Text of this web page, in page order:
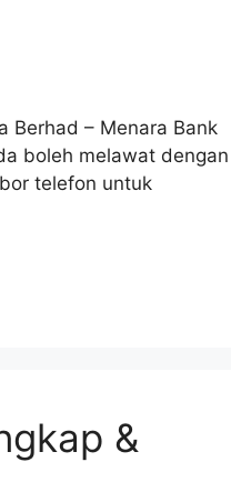
Berhad – Menara Bank
boleh melawat dengan
telefon untuk
&